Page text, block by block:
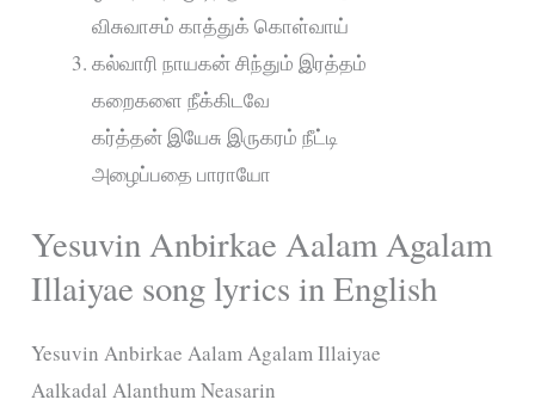
விசுவாசம் காத்துக் கொள்வாய்
கல்வாரி நாயகன் சிந்தும் இரத்தம்
கறைகளை நீக்கிடவே
கர்த்தன் இயேசு இருகரம் நீட்டி
அழைப்பதை பாராயோ
Yesuvin Anbirkae Aalam Agalam
Illaiyae song lyrics in English
Yesuvin Anbirkae Aalam Agalam Illaiyae
Aalkadal Alanthum Neasarin